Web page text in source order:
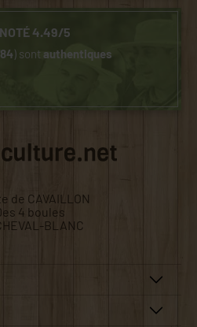
4.49/5
) sontauthentiques
de CAVAILLON
4 boules
BLANC